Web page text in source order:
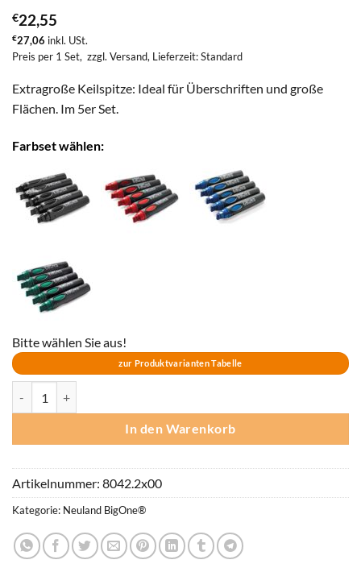
€22,55
€27,06 inkl. USt.
Preis per 1 Set, zzgl. Versand, Lieferzeit: Standard
Extragroße Keilspitze: Ideal für Überschriften und große
Flächen. Im 5er Set.
Farbset wählen:
Bitte wählen Sie aus!
zur Produktvarianten Tabelle
In den Warenkorb
Artikelnummer: 8042.2x00
Kategorie: Neuland BigOne®